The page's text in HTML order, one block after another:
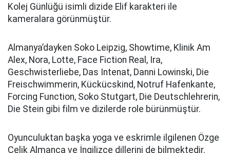
Kolej Günlüğü isimli dizide Elif karakteri ile
kameralara görünmüştür.
Almanya’dayken Soko Leipzig, Showtime, Klinik Am
Alex, Nora, Lotte, Face Fiction Real, Ira,
Geschwisterliebe, Das Intenat, Danni Lowinski, Die
Freischwimmerin, Kückücskind, Notruf Hafenkante,
Forcing Function, Soko Stutgart, Die Deutschlehrerin,
Die Stein gibi film ve dizilerde role bürünmüştür.
Oyunculuktan başka yoga ve eskrimle ilgilenen Özge
Çelik Almanca ve İngilizce dillerini de bilmektedir.